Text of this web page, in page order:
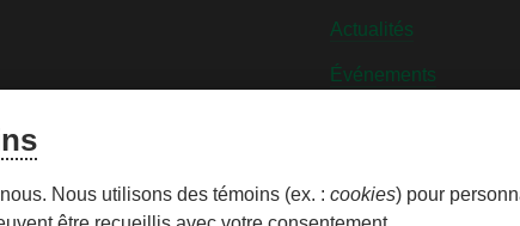
les témoins
Actualités
Événements
Nous utilisons des témoins (ex. :cookies) pour